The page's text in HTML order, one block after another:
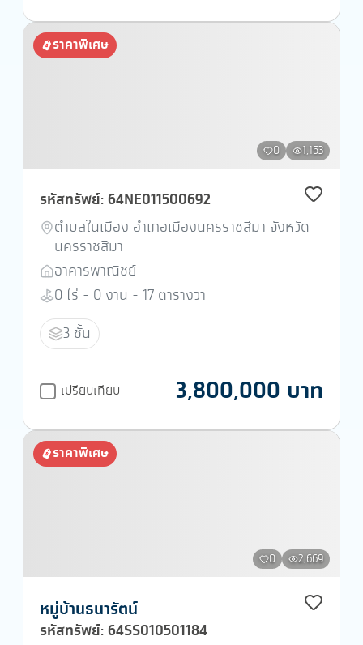
ราคาพิเศษ
0 1,153
รหัสทรัพย์: 64NE011500692
ตำบลในเมือง อำเภอเมืองนครราชสีมา จังหวัด
นครราชสีมา
อาคารพาณิชย์
0 ไร่ - 0 งาน - 17 ตารางวา
3 ชั้น
เปรียบเทียบ 3,800,000 บาท
ราคาพิเศษ
0 2,669
หมู่บ้านธนารัตน์
รหัสทรัพย์: 64SS010501184